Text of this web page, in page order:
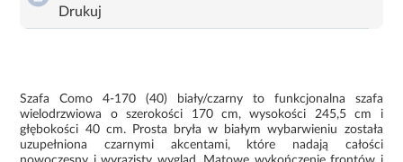
Drukuj
Szafa Como 4-170 (40) biały/czarny to funkcjonalna szafa
wielodrzwiowa o szerokości 170 cm, wysokości 245,5 cm i
głębokości 40 cm. Prosta bryła w białym wybarwieniu została
uzupełniona czarnymi akcentami, które nadają całości